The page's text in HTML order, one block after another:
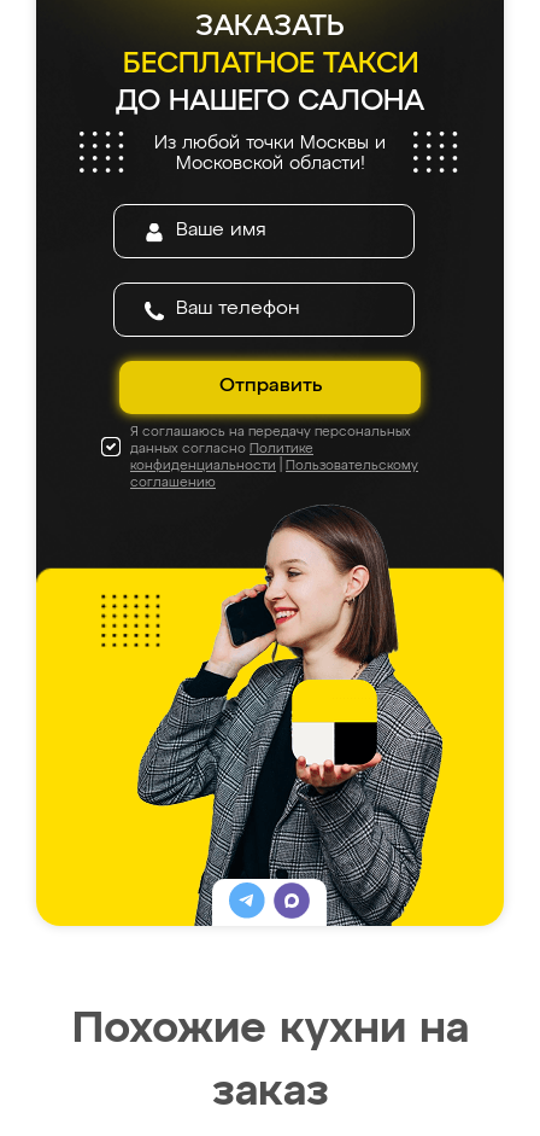
ЗАКАЗАТЬ
БЕСПЛАТНОЕ ТАКСИ
ДО НАШЕГО САЛОНА
Из любой точки Москвы и
Московской области!
Отправить
Я соглашаюсь на передачу персональных
данных согласно Политике
конфиденциальности
Пользовательскому
соглашению
Похожие кухни на
заказ